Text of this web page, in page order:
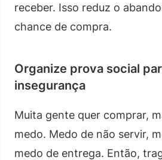
receber. Isso reduz o
chance de compra.
Organize prova social
insegurança
Muita gente quer comprar,
medo. Medo de não servir,
medo de entrega. Então,